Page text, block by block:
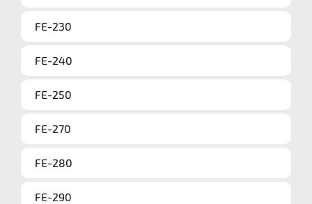
FE-230
FE-240
FE-250
FE-270
FE-280
FE-290